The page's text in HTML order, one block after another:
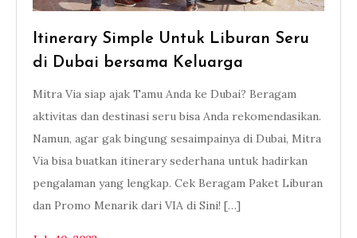
Itinerary Simple Untuk Liburan Seru
di Dubai bersama Keluarga
Mitra Via siap ajak Tamu Anda ke Dubai? Beragam
aktivitas dan destinasi seru bisa Anda rekomendasikan.
Namun, agar gak bingung sesaimpainya di Dubai, Mitra
Via bisa buatkan itinerary sederhana untuk hadirkan
pengalaman yang lengkap. Cek Beragam Paket Liburan
dan Promo Menarik dari VIA di Sini! […]